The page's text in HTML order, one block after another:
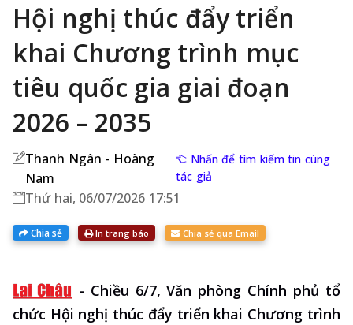
Hội nghị thúc đẩy triển
khai Chương trình mục
tiêu quốc gia giai đoạn
2026 – 2035
Thanh Ngân - Hoàng
Nam
Nhấn để tìm kiếm tin cùng
tác giả
Thứ hai, 06/07/2026 17:51
Chia sẻ In trang báo Chia sẻ qua Email
- Chiều 6/7, Văn phòng Chính phủ tổ
chức Hội nghị thúc đẩy triển khai Chương trình